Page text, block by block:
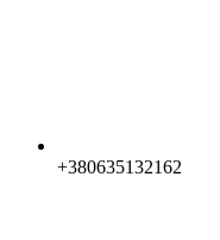
+380635132162